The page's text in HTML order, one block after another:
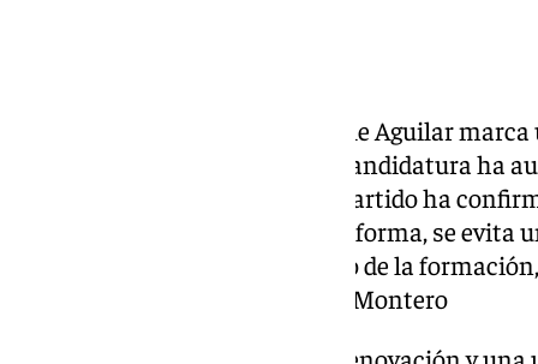
Por su parte, la elección de Josele Aguilar
socialistas en la provincia. Su candidatura ha
delegaciones provinciales y el partido ha
torno a su candidatura. De esta forma, se
mostrase posibles dudas dentro de la
secretaria general, María Jesús Montero